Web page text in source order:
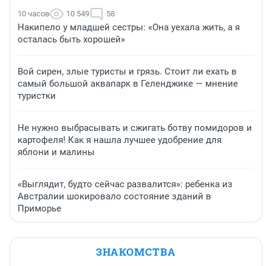
10 часов 10 549 58
Накипело у младшей сестры: «Она уехала жить, а я
осталась быть хорошей»
Вой сирен, злые туристы и грязь. Стоит ли ехать в
самый большой аквапарк в Геленджике — мнение
туристки
Не нужно выбрасывать и сжигать ботву помидоров и
картофеля! Как я нашла лучшее удобрение для
яблони и малины
«Выглядит, будто сейчас развалится»: ребенка из
Австралии шокировало состояние зданий в
Приморье
ЗНАКОМСТВА